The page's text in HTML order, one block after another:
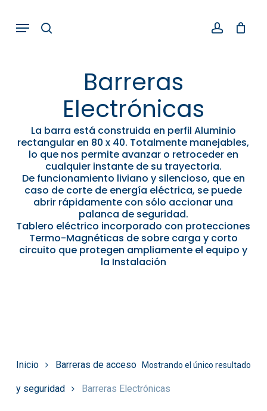
account
Menu
Barreras
Electrónicas
La barra está construida en perfil Aluminio
rectangular en 80 x 40. Totalmente manejables,
lo que nos permite avanzar o retroceder en
cualquier instante de su trayectoria.
De funcionamiento liviano y silencioso, que en
caso de corte de energía eléctrica, se puede
abrir rápidamente con sólo accionar una
palanca de seguridad.
Tablero eléctrico incorporado con protecciones
Termo-Magnéticas de sobre carga y corto
circuito que protegen ampliamente el equipo y
la Instalación
Mostrando el único resultado
Inicio Barreras de acceso
y seguridad Barreras Electrónicas